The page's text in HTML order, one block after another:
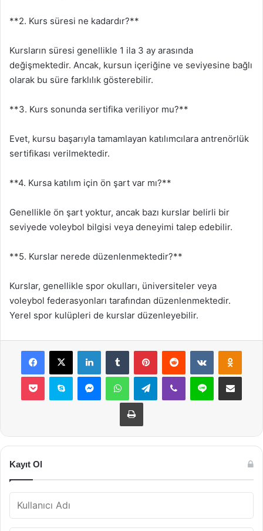
**2. Kurs süresi ne kadardır?**
Kursların süresi genellikle 1 ila 3 ay arasında
değişmektedir. Ancak, kursun içeriğine ve seviyesine bağlı
olarak bu süre farklılık gösterebilir.
**3. Kurs sonunda sertifika veriliyor mu?**
Evet, kursu başarıyla tamamlayan katılımcılara antrenörlük
sertifikası verilmektedir.
**4. Kursa katılım için ön şart var mı?**
Genellikle ön şart yoktur, ancak bazı kurslar belirli bir
seviyede voleybol bilgisi veya deneyimi talep edebilir.
**5. Kurslar nerede düzenlenmektedir?**
Kurslar, genellikle spor okulları, üniversiteler veya
voleybol federasyonları tarafından düzenlenmektedir.
Yerel spor kulüpleri de kurslar düzenleyebilir.
Facebook
X LinkedInTumblr PinterestReddit VKontakte
Pocket Skype MessengerWhatsAppTelegramViber Line E-Posta ile
Yazdır
Kayıt Ol